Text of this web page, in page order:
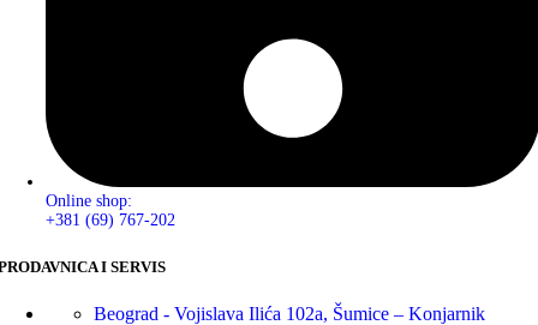
Online shop:
+381 (69) 767-202
I SERVIS
Beograd - Vojislava Ilića 102a, Šumice – Konjarnik